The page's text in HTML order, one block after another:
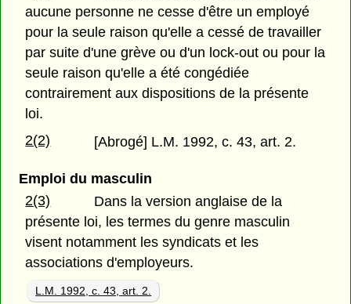
aucune personne ne cesse d'être un employé
pour la seule raison qu'elle a cessé de travailler
par suite d'une grève ou d'un lock-out ou pour la
seule raison qu'elle a été congédiée
contrairement aux dispositions de la présente
loi.
2(2)
[Abrogé] L.M. 1992, c. 43, art. 2.
Emploi du masculin
2(3)
Dans la version anglaise de la
présente loi, les termes du genre masculin
visent notamment les syndicats et les
associations d'employeurs.
L.M. 1992, c. 43, art. 2.